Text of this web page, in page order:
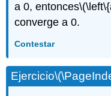
a 0, entonces
converge a 0.
Contestar
Ejercicio